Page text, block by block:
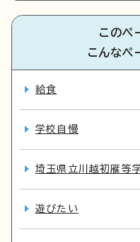
このペ
こんなペ
給食
学校自慢
埼玉県立川越初雁等
遊びたい